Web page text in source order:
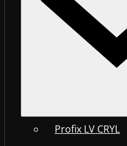
Profix LV CRYL